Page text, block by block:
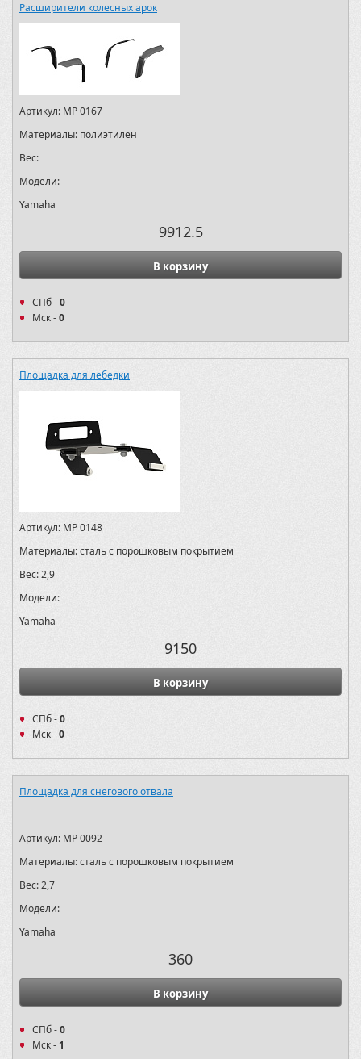
Расширители колесных арок
Артикул: MP 0167
Материалы: полиэтилен
Вес:
Модели:
Yamaha
9912.5
В корзину
СПб -0
Мск -0
Площадка для лебедки
Артикул: MP 0148
Материалы:сталь с порошковым покрытием
Вес:2,9
Модели:
Yamaha
9150
В корзину
СПб -0
Мск -0
Площадка для снегового отвала
Артикул: MP 0092
Материалы:сталь с порошковым покрытием
Вес:2,7
Модели:
Yamaha
360
В корзину
СПб -0
Мск - 1